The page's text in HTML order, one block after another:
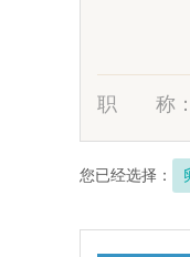
职 称：
您已经选择：